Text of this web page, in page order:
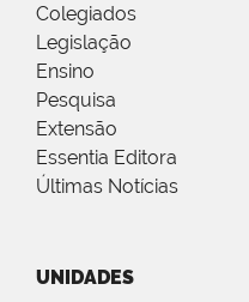
Colegiados
Legislação
Ensino
Pesquisa
Extensão
Essentia Editora
Últimas Notícias
UNIDADES